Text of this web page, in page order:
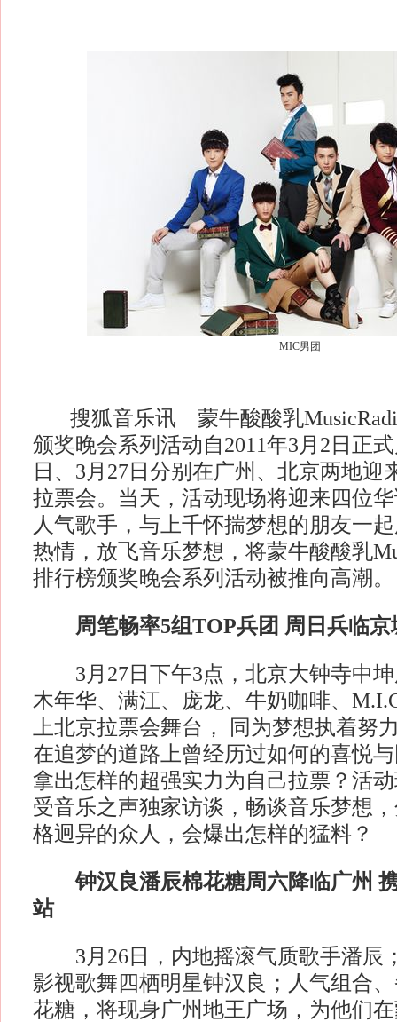
MIC男团
搜狐音乐讯 蒙牛酸酸乳
颁奖晚会系列活动自2011年3月2日正
日、3月27日分别在广州、北京两地迎
拉票会。当天，活动现场将迎来四位
人气歌手，与上千怀揣梦想的朋友一
热情，放飞音乐梦想，将蒙牛酸酸乳
排行榜颁奖晚会系列活动被推向高潮。
周笔畅率5组TOP兵团 周日兵临京
3月27日下午3点，北京大钟寺中坤
木年华、满江、庞龙、牛奶咖啡、
上北京拉票会舞台， 同为梦想执着努
在追梦的道路上曾经历过如何的喜悦
拿出怎样的超强实力为自己拉票？活
受音乐之声独家访谈，畅谈音乐梦想
格迥异的众人，会爆出怎样的猛料？
钟汉良潘辰棉花糖周六降临广州
站
3月26日，内地摇滚气质歌手潘辰
影视歌舞四栖明星钟汉良；人气组合
花糖，将现身广州地王广场，为他们